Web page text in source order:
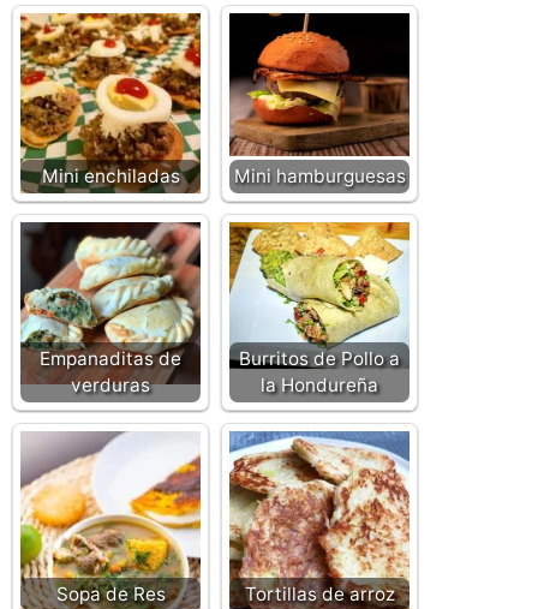
Mini enchiladas Mini hamburguesas
Empanaditas de
verduras
Burritos de Pollo a
la Hondureña
Sopa de Res Tortillas de arroz